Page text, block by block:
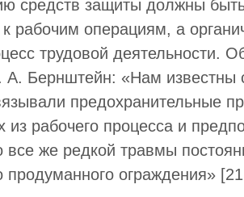
средств защиты должны
рабочим операциям, а
трудовой деятельности.
Бернштейн: «Нам известны
предохранительные
из рабочего процесса и
все же редкой травмы
продуманного ограждения»